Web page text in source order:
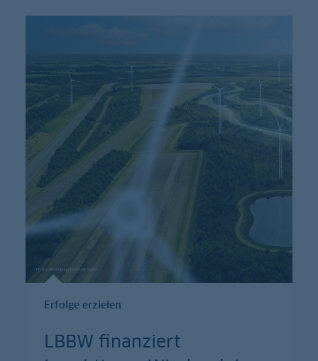
Erfolge erzielen
LBBW finanziert